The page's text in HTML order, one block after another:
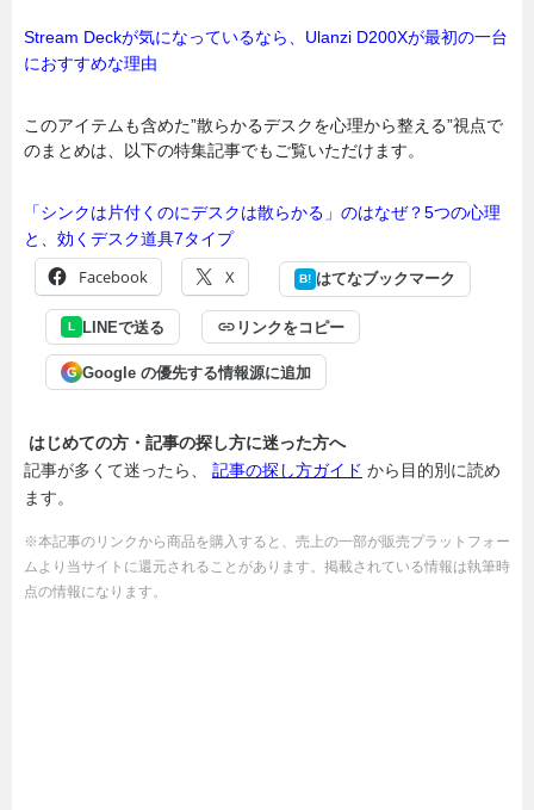
Stream Deckが気になっているなら、Ulanzi D200Xが最初の一台
におすすめな理由
このアイテムも含めた”散らかるデスクを心理から整える”視点で
のまとめは、以下の特集記事でもご覧いただけます。
「シンクは片付くのにデスクは散らかる」のはなぜ？5つの心理
と、効くデスク道具7タイプ
Facebook X B! はてなブックマーク
L LINEで送る リンクをコピー
G Google の優先する情報源に追加
はじめての方・記事の探し方に迷った方へ
記事が多くて迷ったら、 記事の探し方ガイド から目的別に読め
ます。
※本記事のリンクから商品を購入すると、売上の一部が販売プラットフォー
ムより当サイトに還元されることがあります。掲載されている情報は執筆時
点の情報になります。